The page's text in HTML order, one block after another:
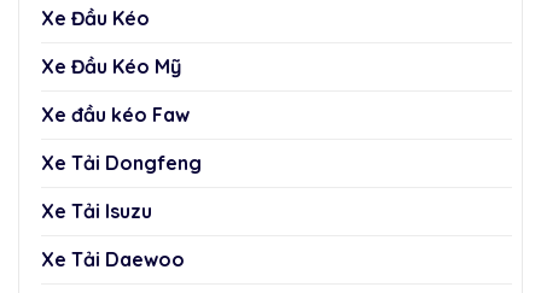
Xe Đầu Kéo
Xe Đầu Kéo Mỹ
Xe đầu kéo Faw
Xe Tải Dongfeng
Xe Tải Isuzu
Xe Tải Daewoo